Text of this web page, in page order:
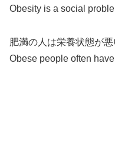
Obesity is a social
肥満の人は栄養状態が悪
Obese people often